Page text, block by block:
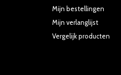
Mijn bestellingen
Mijn verlanglijst
Vergelijk producten